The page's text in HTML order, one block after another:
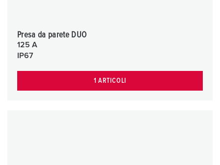
Presa da parete DUO
125 A
IP67
1 ARTICOLI